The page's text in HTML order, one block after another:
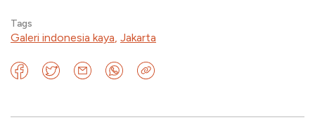
Tags
Galeri indonesia kaya, Jakarta